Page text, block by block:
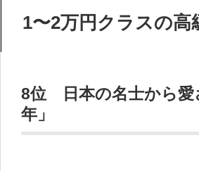
1〜2万円クラスの
8位 日本の名士から愛
年」